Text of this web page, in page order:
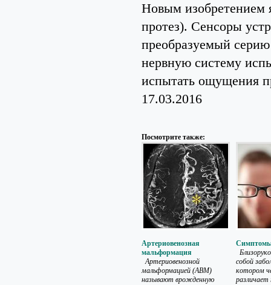
Новым изобретением
протез). Сенсоры
преобразуемый
нервную систему
испытать ощущения
17.03.2016
Посмотрите также:
Артериовенозная
мальформация
Артериовенозной
мальформацией (АВМ)
называют врожденную
Симптомы
собой
котором